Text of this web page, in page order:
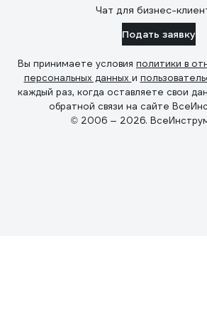
Чат для бизнес-
Подать заявку
Вы принимаете условия политики в
персональных данных и
каждый раз, когда оставляете свои
обратной связи на сайте
© 2006 — 2026.